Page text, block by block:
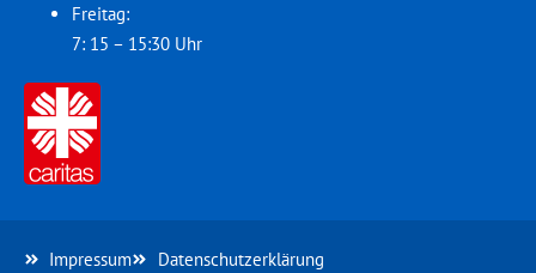
Freitag:
7: 15 – 15:30 Uhr
Impressum Datenschutzerklärung